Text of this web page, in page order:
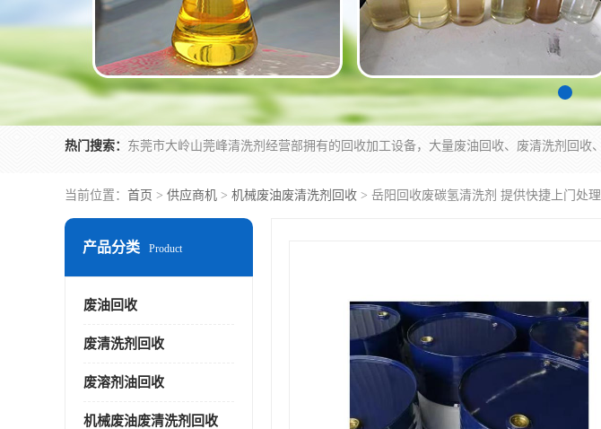
热门搜索：
当前位置： 首页 > 供应商机 > 机械废油废清洗剂回收 > 岳阳回收废碳氢清洗剂 提供快捷上门处理
产品分类 Product
废油回收
废清洗剂回收
废溶剂油回收
机械废油废清洗剂回收